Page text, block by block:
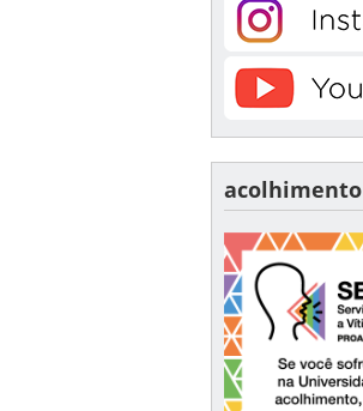
acolhimento